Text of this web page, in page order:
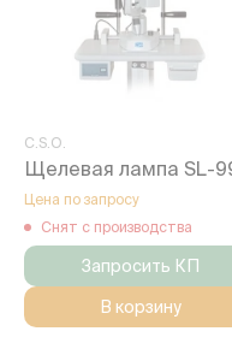
C.S.O.
Щелевая лампа SL-
Цена по запросу
Снят с производства
Запросить КП
В корзину